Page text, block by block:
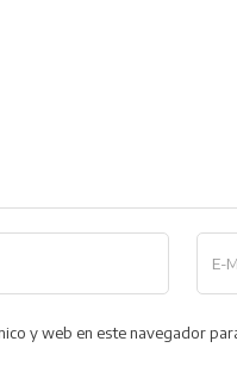
y web en este navegador